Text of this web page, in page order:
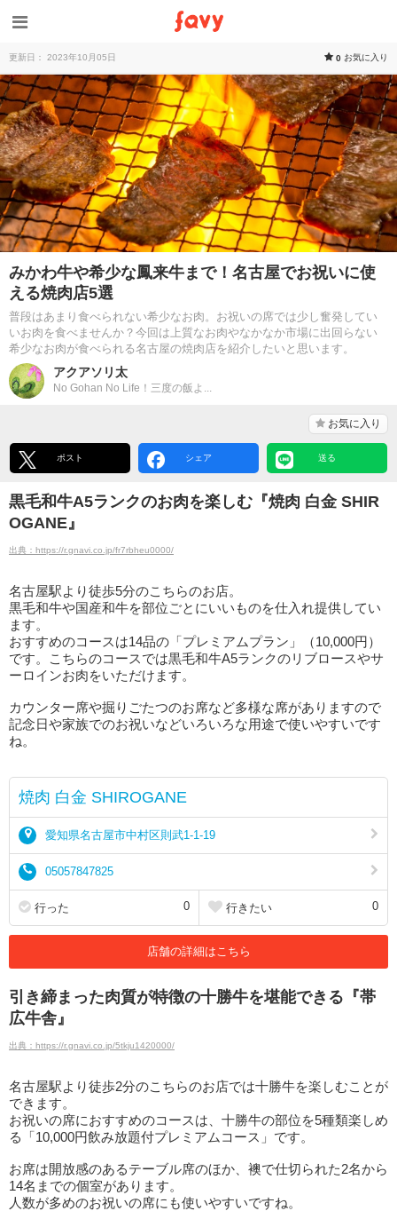
更新日： 2023年10月05日 0 お気に入り
みかわ牛や希少な鳳来牛まで！名古屋でお祝いに使
える焼肉店5選
普段はあまり食べられない希少なお肉。お祝いの席では少し奮発してい
いお肉を食べませんか？今回は上質なお肉やなかなか市場に出回らない
希少なお肉が食べられる名古屋の焼肉店を紹介したいと思います。
アクアソリ太
No Gohan No Life！三度の飯よ...
お気に入り
ポスト シェア 送る
黒毛和牛A5ランクのお肉を楽しむ『焼肉 白金 SHIR
OGANE』
出典：https://r.gnavi.co.jp/fr7rbheu0000/
名古屋駅より徒歩5分のこちらのお店。
黒毛和牛や国産和牛を部位ごとにいいものを仕入れ提供してい
ます。
おすすめのコースは14品の「プレミアムプラン」（10,000円）
です。こちらのコースでは黒毛和牛A5ランクのリブロースやサ
ーロインお肉をいただけます。
カウンター席や掘りごたつのお席など多様な席がありますので
記念日や家族でのお祝いなどいろいろな用途で使いやすいです
ね。
焼肉 白金 SHIROGANE
愛知県名古屋市中村区則武1-1-19
05057847825
行った 0 行きたい 0
店舗の詳細はこちら
引き締まった肉質が特徴の十勝牛を堪能できる『帯
広牛舎』
出典：https://r.gnavi.co.jp/5tkju1420000/
名古屋駅より徒歩2分のこちらのお店では十勝牛を楽しむことが
できます。
お祝いの席におすすめのコースは、十勝牛の部位を5種類楽しめ
る「10,000円飲み放題付プレミアムコース」です。
お席は開放感のあるテーブル席のほか、襖で仕切られた2名から
14名までの個室があります。
人数が多めのお祝いの席にも使いやすいですね。